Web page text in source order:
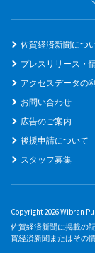
佐賀経済新聞につ
プレスリリース・
アクセスデータの
お問い合わせ
広告のご案内
後援申請について
スタッフ募集
Copyright 2026 Wibran
佐賀経済新聞に掲載の
賀経済新聞またはその